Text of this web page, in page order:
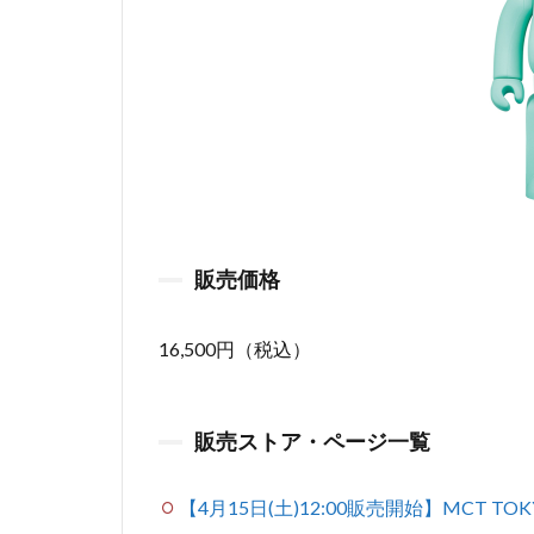
販売価格
16,500円（税込）
販売ストア・ページ一覧
【4月15日(土)12:00販売開始】MCT